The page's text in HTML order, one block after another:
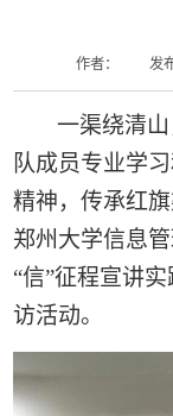
作者： 发
一渠绕清山
队成员专业学
精神，传承红
郑州大学信息
“信”征程宣讲
访活动。